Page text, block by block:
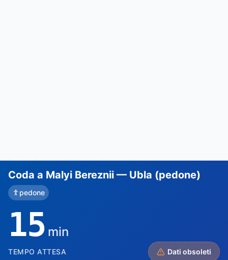
Coda a Malyi Bereznii — Ubla (pedone)
pedone
15 min
TEMPO ATTESA Dati obsoleti